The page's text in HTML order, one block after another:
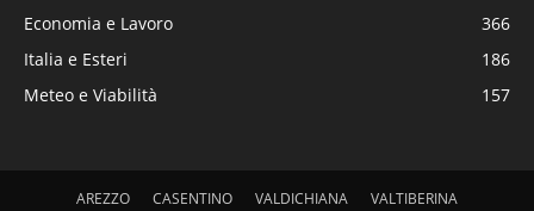
Economia e Lavoro
366
Italia e Esteri
186
Meteo e Viabilità
157
AREZZO CASENTINO VALDICHIANA VALTIBERINA